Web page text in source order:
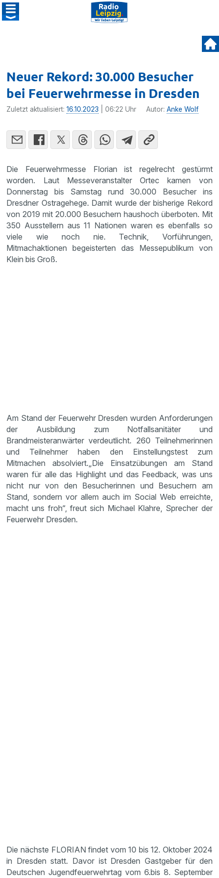
Neuer Rekord: 30.000 Besucher
bei Feuerwehrmesse in Dresden
Zuletzt aktualisiert:16.10.2023 | 06:22 Uhr Autor:Anke Wolf
Die Feuerwehrmesse Florian ist regelrecht gestürmt
worden. Laut Messeveranstalter Ortec kamen von
Donnerstag bis Samstag rund 30.000 Besucher ins
Dresdner Ostragehege. Damit wurde der bisherige Rekord
von 2019 mit 20.000 Besuchern haushoch überboten. Mit
350 Ausstellern aus 11 Nationen waren es ebenfalls so
viele wie noch nie. Technik, Vorführungen,
Mitmachaktionen begeisterten das Messepublikum von
Klein bis Groß.
Am Stand der Feuerwehr Dresden wurden Anforderungen
der Ausbildung zum Notfallsanitäter und
Brandmeisteranwärter verdeutlicht. 260 Teilnehmerinnen
und Teilnehmer haben den Einstellungstest zum
Mitmachen absolviert.„Die Einsatzübungen am Stand
waren für alle das Highlight und das Feedback, was uns
nicht nur von den Besucherinnen und Besuchern am
Stand, sondern vor allem auch im Social Web erreichte,
macht uns froh“, freut sich Michael Klahre, Sprecher der
Feuerwehr Dresden.
Die nächste FLORIAN findet vom 10 bis 12. Oktober 2024
in Dresden statt. Davor ist Dresden Gastgeber für den
Deutschen Jugendfeuerwehrtag vom 6.bis 8. September